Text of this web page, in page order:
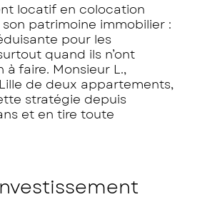
locatif en colocation
patrimoine immobilier :
pour les
quand ils n’ont
à faire. Monsieur L.,
de deux appartements,
stratégie depuis
et en tire toute